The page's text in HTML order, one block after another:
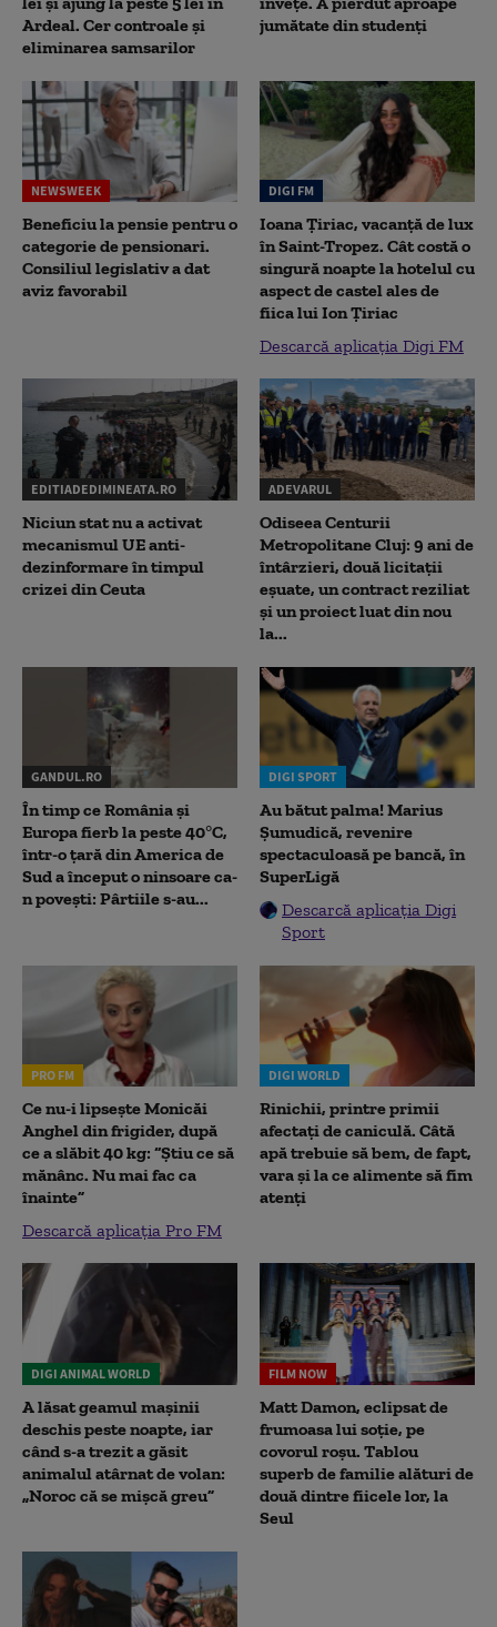
Ardeal. Cer controale și
eliminarea samsarilor
jumătate din studenţi
NEWSWEEK
Beneficiu la pensie pentru o
categorie de pensionari.
Consiliul legislativ a dat
aviz favorabil
DIGI FM
Ioana Țiriac, vacanță de lux
în Saint-Tropez. Cât costă o
singură noapte la hotelul cu
aspect de castel ales de
fiica lui Ion Țiriac
Descarcă aplicația Digi FM
EDITIADEDIMINEATA.RO
Niciun stat nu a activat
mecanismul UE anti-
dezinformare în timpul
crizei din Ceuta
ADEVARUL
Odiseea Centurii
Metropolitane Cluj: 9 ani de
întârzieri, două licitații
eșuate, un contract reziliat
și un proiect luat din nou
la...
GANDUL.RO
În timp ce România și
Europa fierb la peste 40°C,
într-o țară din America de
Sud a început o ninsoare ca-
n povești: Pârtiile s-au...
DIGI SPORT
Au bătut palma! Marius
Șumudică, revenire
spectaculoasă pe bancă, în
SuperLigă
Descarcă aplicația Digi
Sport
PRO FM
Ce nu-i lipsește Monicăi
Anghel din frigider, după
ce a slăbit 40 kg: “Știu ce să
mănânc. Nu mai fac ca
înainte”
Descarcă aplicația Pro FM
DIGI WORLD
Rinichii, printre primii
afectați de caniculă. Câtă
apă trebuie să bem, de fapt,
vara și la ce alimente să fim
atenți
DIGI ANIMAL WORLD
A lăsat geamul mașinii
deschis peste noapte, iar
când s-a trezit a găsit
animalul atârnat de volan:
„Noroc că se mișcă greu”
FILM NOW
Matt Damon, eclipsat de
frumoasa lui soție, pe
covorul roșu. Tablou
superb de familie alături de
două dintre fiicele lor, la
Seul